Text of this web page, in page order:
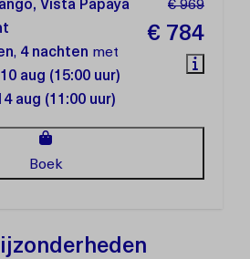
€ 969
€ 784
Vista Papaya
, 4 nachten met
aug (15:00 uur)
aug (11:00 uur)
Boek